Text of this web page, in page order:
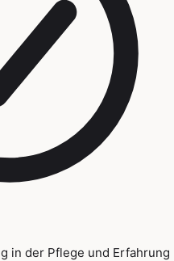
in der Pflege und Erfahrung